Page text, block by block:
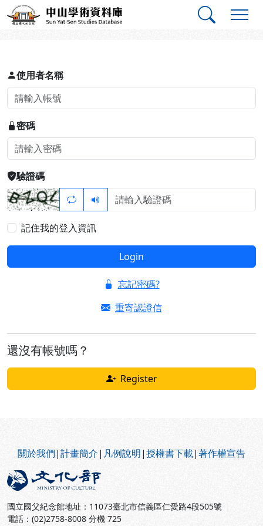
跳到主要內容
中山學術資料庫
登入
使用者名稱
密碼
驗證碼
記住我的登入資訊
Login
忘記密碼?
重寄認證信
還沒有帳號嗎？
Register
關於我們|計畫簡介| 凡例說明|授權書下載|著作權宣告
國立國父紀念館地址：11073臺北市信義區仁愛路4段505號
電話：(02)2758-8008 分機 725